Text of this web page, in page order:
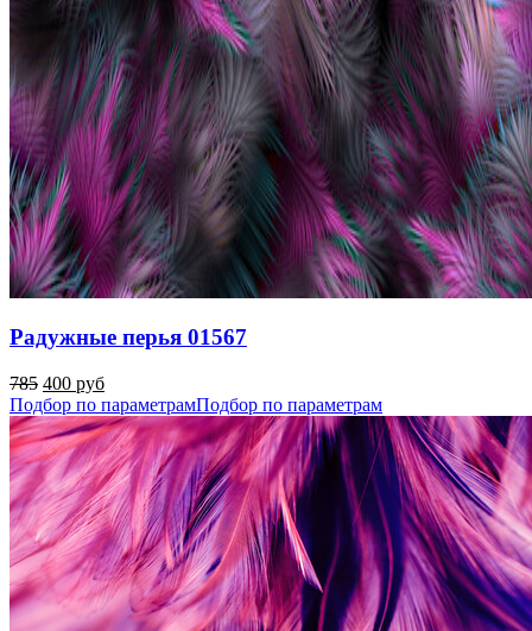
Радужные перья 01567
785 400 руб
Подбор по параметрамПодбор по параметрам